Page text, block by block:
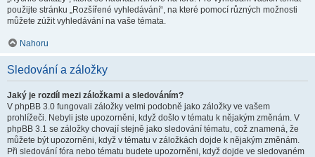
použijte stránku „Rozšířené vyhledávání“, na které pomocí různých možnosti
můžete zúžit vyhledávání na vaše témata.
Nahoru
Sledování a záložky
Jaký je rozdíl mezi záložkami a sledováním?
V phpBB 3.0 fungovali záložky velmi podobně jako záložky ve vašem
prohlížeči. Nebyli jste upozorněni, když došlo v tématu k nějakým změnám. V
phpBB 3.1 se záložky chovají stejně jako sledování tématu, což znamená, že
můžete být upozorněni, když v tématu v záložkách dojde k nějakým změnám.
Při sledování fóra nebo tématu budete upozorněni, když dojde ve sledovaném